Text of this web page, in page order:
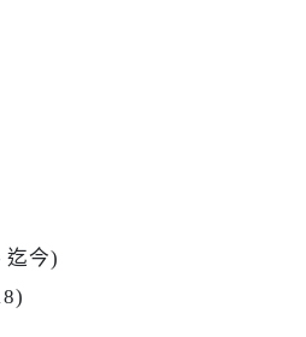
迄今)